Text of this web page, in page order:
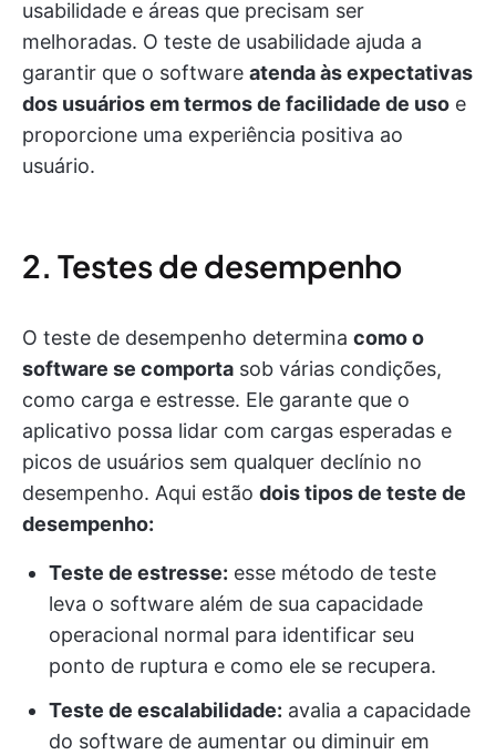
usabilidade e áreas que precisam ser
melhoradas. O teste de usabilidade ajuda a
garantir que o software atenda às expectativas
dos usuários em termos de facilidade de uso e
proporcione uma experiência positiva ao
usuário.
2. Testes de desempenho
O teste de desempenho determina como o
software se comporta sob várias condições,
como carga e estresse. Ele garante que o
aplicativo possa lidar com cargas esperadas e
picos de usuários sem qualquer declínio no
desempenho. Aqui estão dois tipos de teste de
desempenho:
Teste de estresse: esse método de teste
leva o software além de sua capacidade
operacional normal para identificar seu
ponto de ruptura e como ele se recupera.
Teste de escalabilidade: avalia a capacidade
do software de aumentar ou diminuir em